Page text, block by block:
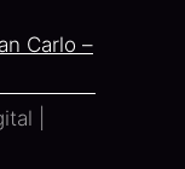
Carlo –
|